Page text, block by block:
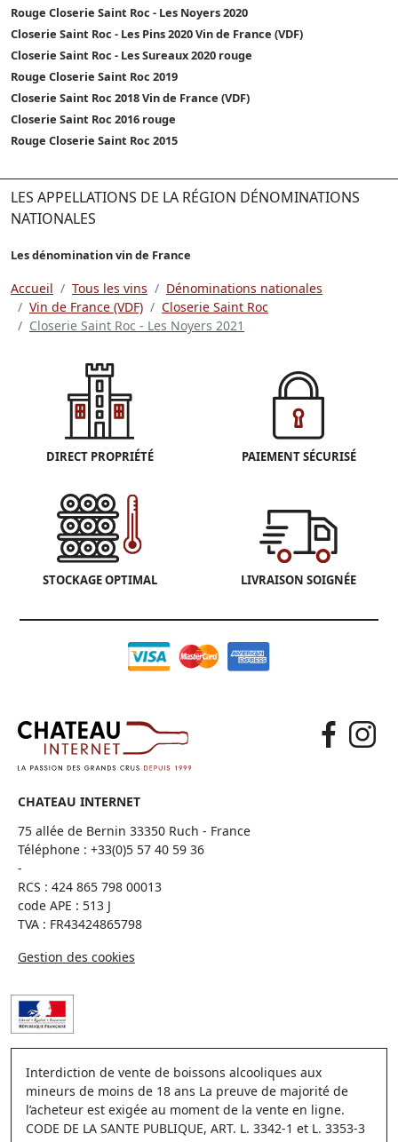
Rouge Closerie Saint Roc - Les Noyers 2020
Closerie Saint Roc - Les Pins 2020 Vin de France (VDF)
Closerie Saint Roc - Les Sureaux 2020 rouge
Rouge Closerie Saint Roc 2019
Closerie Saint Roc 2018 Vin de France (VDF)
Closerie Saint Roc 2016 rouge
Rouge Closerie Saint Roc 2015
LES APPELLATIONS DE LA RÉGION DÉNOMINATIONS
NATIONALES
Les dénomination vin de France
Accueil Tous les vins
Dénominations nationales
Vin de France (VDF)
Closerie Saint Roc
Closerie Saint Roc - Les Noyers 2021
DIRECT PROPRIÉTÉ PAIEMENT SÉCURISÉ
STOCKAGE OPTIMAL LIVRAISON SOIGNÉE
CHATEAU INTERNET
75 allée de Bernin 33350 Ruch - France
Téléphone : +33(0)5 57 40 59 36
-
RCS : 424 865 798 00013
code APE : 513 J
TVA : FR43424865798
Gestion des cookies
Interdiction de vente de boissons alcooliques aux
mineurs de moins de 18 ans La preuve de majorité de
l’acheteur est exigée au moment de la vente en ligne.
CODE DE LA SANTE PUBLIQUE, ART. L. 3342-1 et L. 3353-3